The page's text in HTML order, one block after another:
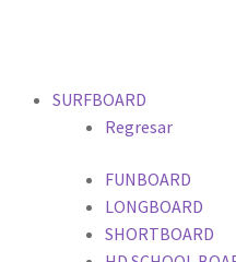
SURFBOARD
Regresar
FUNBOARD
LONGBOARD
SHORTBOARD